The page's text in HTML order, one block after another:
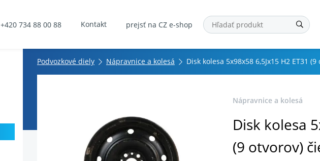
+420 734 88 00 88 Kontakt prejsť na CZ e-shop
Podvozkové diely Nápravnice a kolesá Disk kolesa 5x98x58 6,5Jx15 H2 ET31
Nápravnice a kolesá
Disk kolesa
(9 otvorov)